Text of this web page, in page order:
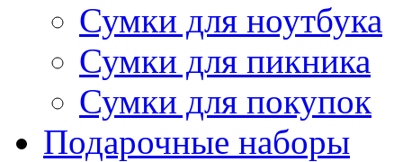
Сумки для ноутбука
Сумки для пикника
Сумки для покупок
Подарочные наборы